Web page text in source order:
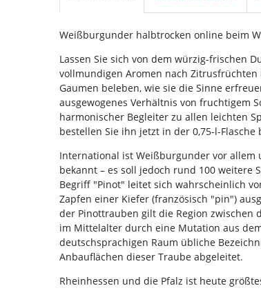
Weißburgunder halbtrocken online beim
Lassen Sie sich von dem würzig-frischen
vollmundigen Aromen nach
Gaumen beleben, wie sie die Sinne
ausgewogenes Verhältnis von fruchtigem
harmonischer Begleiter zu allen leichten
bestellen Sie ihn jetzt in der 0,75-l-
International ist Weißburgunder vor allem
bekannt – es soll jedoch rund 100 weitere
Begriff "Pinot" leitet sich wahrscheinlich
Zapfen einer Kiefer (französisch "pin")
der Pinottrauben gilt die Region zwischen
im Mittelalter durch eine Mutation aus
deutschsprachigen Raum übliche
Anbauflächen dieser Traube abgeleitet.
Rheinhessen und die Pfalz ist heute